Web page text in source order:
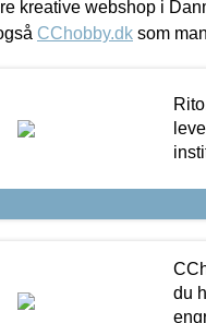
kreative webshop i
CChobby.dk som
du